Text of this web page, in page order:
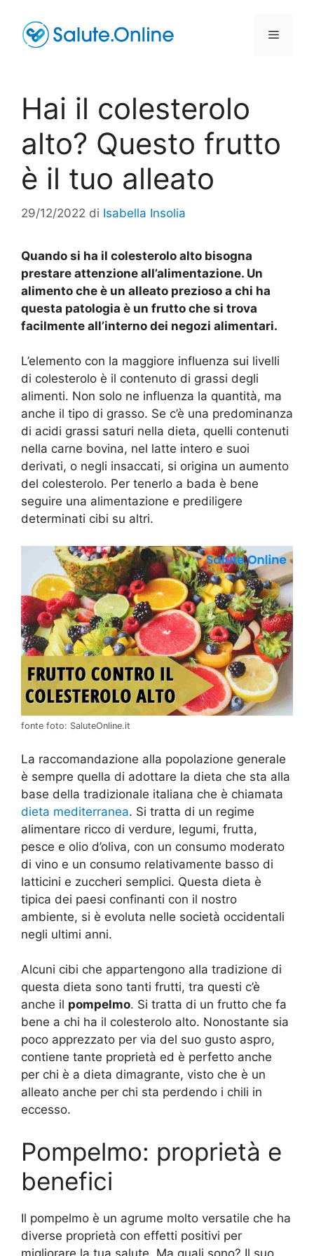
contenuto
Menu
Hai il colesterolo
alto? Questo frutto
è il tuo alleato
29/12/2022 di Isabella Insolia
Quando si ha il colesterolo alto bisogna
prestare attenzione all’alimentazione. Un
alimento che è un alleato prezioso a chi ha
questa patologia è un frutto che si trova
facilmente all’interno dei negozi alimentari.
L’elemento con la maggiore influenza sui livelli
di colesterolo è il contenuto di grassi degli
alimenti. Non solo ne influenza la quantità, ma
anche il tipo di grasso. Se c’è una predominanza
di acidi grassi saturi nella dieta, quelli contenuti
nella carne bovina, nel latte intero e suoi
derivati, o negli insaccati, si origina un aumento
del colesterolo. Per tenerlo a bada è bene
seguire una alimentazione e prediligere
determinati cibi su altri.
fonte foto: SaluteOnline.it
La raccomandazione alla popolazione generale
è sempre quella di adottare la dieta che sta alla
base della tradizionale italiana che è chiamata
dieta mediterranea. Si tratta di un regime
alimentare ricco di verdure, legumi, frutta,
pesce e olio d’oliva, con un consumo moderato
di vino e un consumo relativamente basso di
latticini e zuccheri semplici. Questa dieta è
tipica dei paesi confinanti con il nostro
ambiente, si è evoluta nelle società occidentali
negli ultimi anni.
Alcuni cibi che appartengono alla tradizione di
questa dieta sono tanti frutti, tra questi c’è
anche il pompelmo. Si tratta di un frutto che fa
bene a chi ha il colesterolo alto. Nonostante sia
poco apprezzato per via del suo gusto aspro,
contiene tante proprietà ed è perfetto anche
per chi è a dieta dimagrante, visto che è un
alleato anche per chi sta perdendo i chili in
eccesso.
Pompelmo: proprietà e
benefici
Il pompelmo è un agrume molto versatile che ha
diverse proprietà con effetti positivi per
migliorare la tua salute. Ma quali sono? Il suo